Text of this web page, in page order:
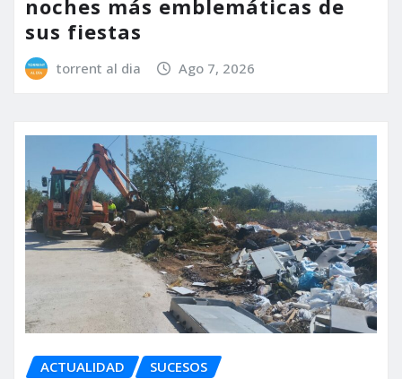
noches más emblemáticas de
sus fiestas
torrent al dia Ago 7, 2026
ACTUALIDAD SUCESOS